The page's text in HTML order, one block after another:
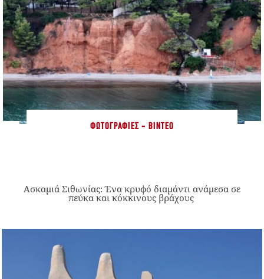
ΦΩΤΟΓΡΑΦΊΕΣ - ΒΊΝΤΕΟ
Ασκαμιά Σιθωνίας: Ένα κρυφό διαμάντι ανάμεσα σε
πεύκα και κόκκινους βράχους